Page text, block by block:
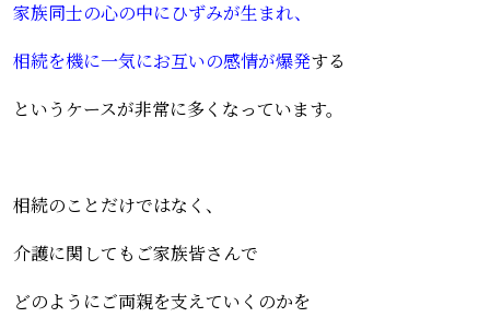
家族同士の心の中にひずみが生まれ、
相続を機に一気にお互いの感情が爆発する
というケースが非常に多くなっています。
相続のことだけではなく、
介護に関してもご家族皆さんで
どのようにご両親を支えていくのかを